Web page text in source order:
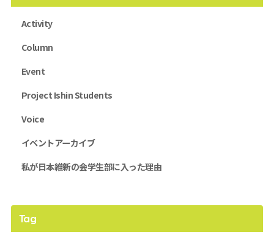
Activity
Column
Event
Project Ishin Students
Voice
イベントアーカイブ
私が日本維新の会学生部に入った理由
Tag